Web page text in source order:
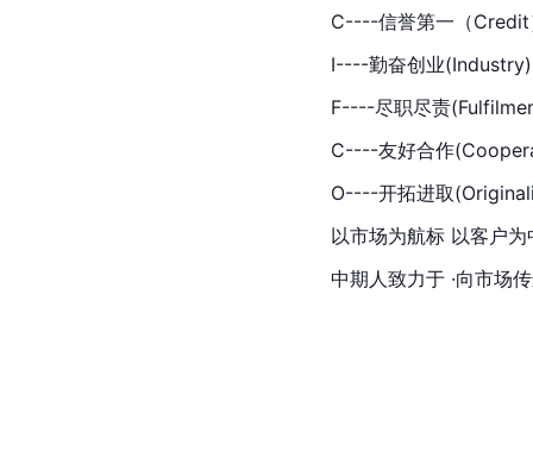
C----信誉第一（Credit
I----勤奋创业(Industry)
F----尽职尽责
C----友好合作
O----开拓进取
以市场为航标 以客户为
中期人致力于 ·向市场